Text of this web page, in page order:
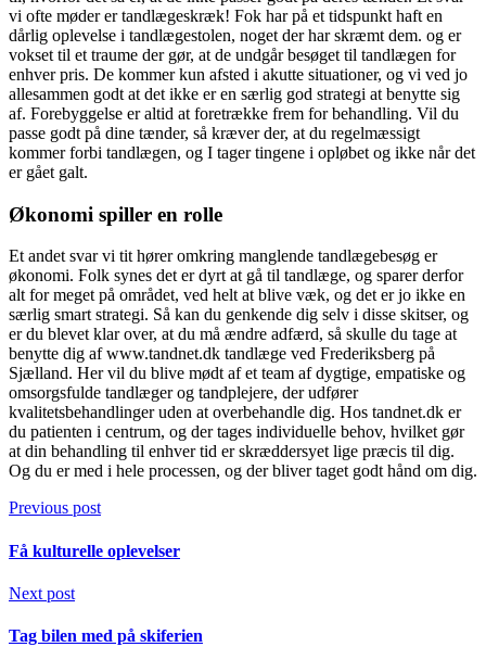
vi ofte møder er tandlægeskræk! Fok har på et tidspunkt haft en
dårlig oplevelse i tandlægestolen, noget der har skræmt dem. og er
vokset til et traume der gør, at de undgår besøget til tandlægen for
enhver pris. De kommer kun afsted i akutte situationer, og vi ved jo
allesammen godt at det ikke er en særlig god strategi at benytte sig
af. Forebyggelse er altid at foretrække frem for behandling. Vil du
passe godt på dine tænder, så kræver der, at du regelmæssigt
kommer forbi tandlægen, og I tager tingene i opløbet og ikke når det
er gået galt.
Økonomi spiller en rolle
Et andet svar vi tit hører omkring manglende tandlægebesøg er
økonomi. Folk synes det er dyrt at gå til tandlæge, og sparer derfor
alt for meget på området, ved helt at blive væk, og det er jo ikke en
særlig smart strategi. Så kan du genkende dig selv i disse skitser, og
er du blevet klar over, at du må ændre adfærd, så skulle du tage at
benytte dig af www.tandnet.dk tandlæge ved Frederiksberg på
Sjælland. Her vil du blive mødt af et team af dygtige, empatiske og
omsorgsfulde tandlæger og tandplejere, der udfører
kvalitetsbehandlinger uden at overbehandle dig. Hos tandnet.dk er
du patienten i centrum, og der tages individuelle behov, hvilket gør
at din behandling til enhver tid er skræddersyet lige præcis til dig.
Og du er med i hele processen, og der bliver taget godt hånd om dig.
Previous post
Få kulturelle oplevelser
Next post
Tag bilen med på skiferien